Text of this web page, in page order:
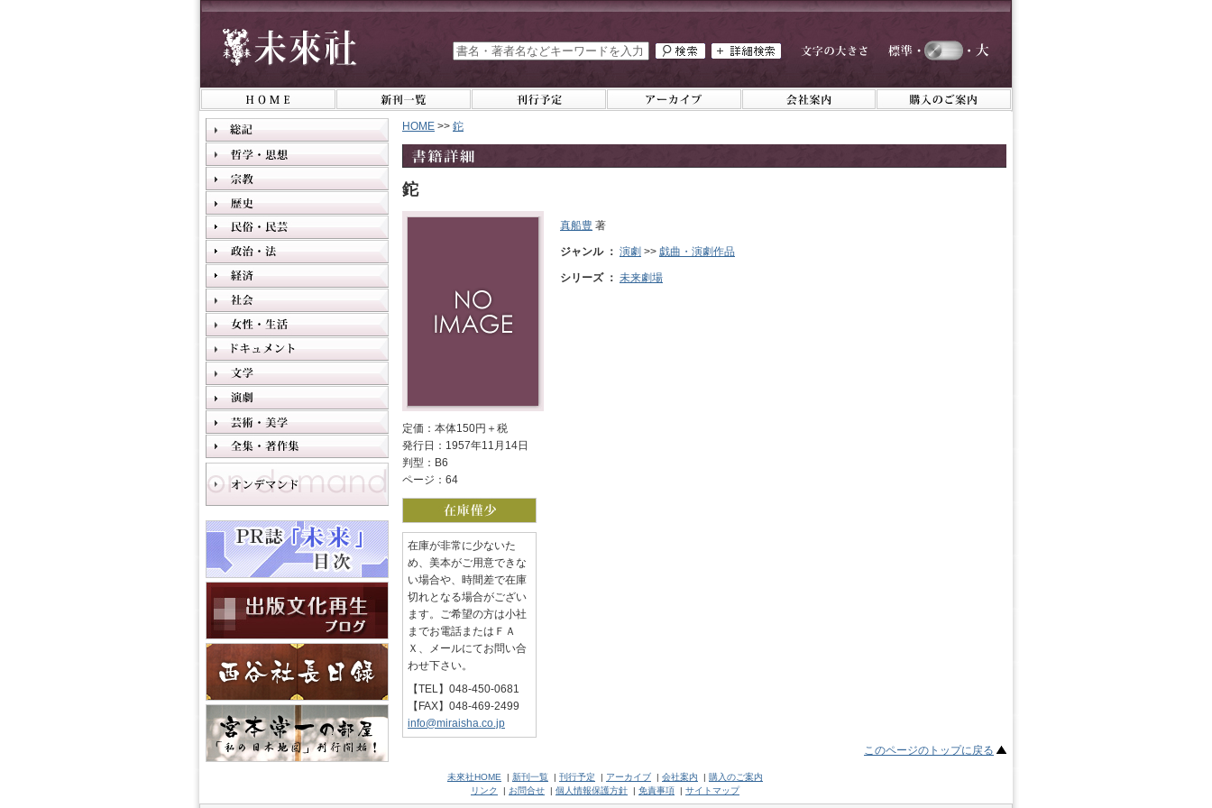
HOME >> 鉈
鉈
定価：本体150円＋税
発行日：1957年11月14日
判型：B6
ページ：64
在庫が非常に少ないた
め、美本がご用意できな
い場合や、時間差で在庫
切れとなる場合がござい
ます。ご希望の方は小社
までお電話またはＦＡ
Ｘ、メールにてお問い合
わせ下さい。
【TEL】048-450-0681
【FAX】048-469-2499
info@miraisha.co.jp
真船豊 著
ジャンル ： 演劇 >> 戯曲・演劇作品
シリーズ ： 未来劇場
このページのトップに戻る
未來社HOME | 新刊一覧 | 刊行予定 | アーカイブ | 会社案内 | 購入のご案内
リンク
| お問合せ | 個人情報保護方針 | 免責事項 | サイトマップ